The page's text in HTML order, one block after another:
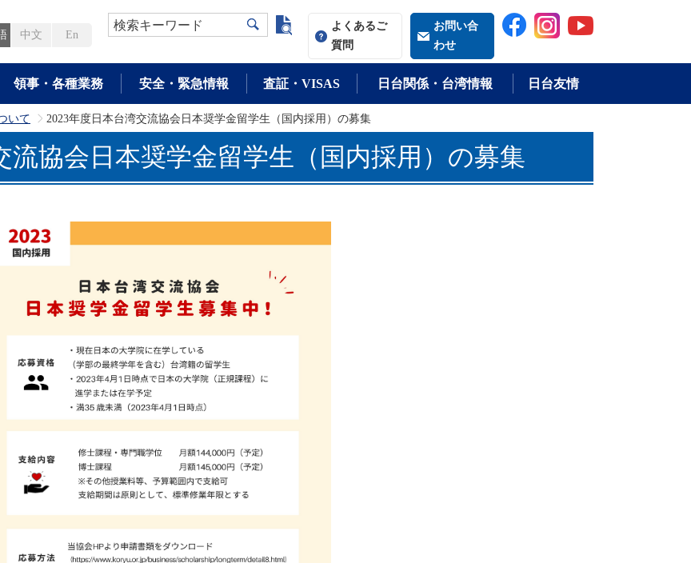
中文 En
検索キーワード よく検索される語
よくあるご
質問
お問い合
わせ
領事・各種業務 安全・緊急情報 査証・VISAS 日台関係・台湾情報 日台友情
いて >
2023年度日本台湾交流協会日本奨学金留学生（国内採用）の募集
流協会日本奨学金留学生（国内採用）の募集